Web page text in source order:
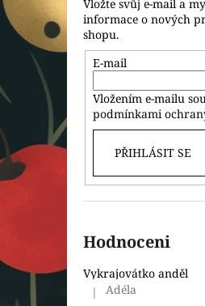
Vložte svůj e-mail a
informace o nových
shopu.
E-mail
Vložením e-mailu
podmínkami
PŘIHLÁSIT SE
Hodnoceni
Vykrajovátko anděl
Hodnocení produktu
|
Adéla